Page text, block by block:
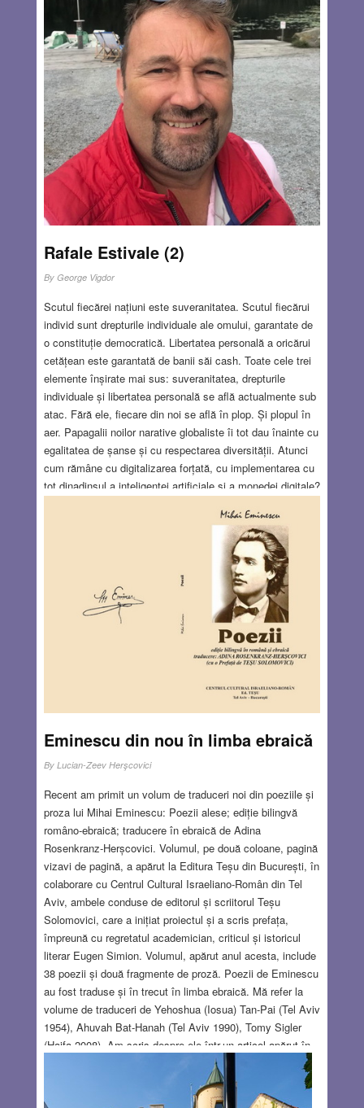
Iad, îmi plăceau doar poveștile din mitologia greacă
despre Hades și Cerber, câinele monstruos cu trei capete.
Povești de adormit copiii! – Păi, șefule, zise stegarul de
lângă el, nu vezi că ăștia sunt nori artificiali? Și totul din
jur este creația inteligenței artificiale, controlată
deocamdată de anumiți oameni. Este proprietatea
Guvernului. – Dar nouă ni s-a spus că suntem trimiși într-o
misiune specială împotriva inamicului. – Ce noroc, zise
altul, că deși cele două sute de avioane cu care am venit
s-au dezintegrat simultan, noi am rămas ca prin minune
nevătămați. – Haideți, băieți, să intrăm pe poarta Raiului.
Niciodată nu mi-am închipuit că există așa ceva.
Read
Rafale Estivale (2)
By George Vigdor
Scutul fiecărei națiuni este suveranitatea. Scutul fiecărui
individ sunt drepturile individuale ale omului, garantate de
o constituție democratică. Libertatea personală a oricărui
cetățean este garantată de banii săi cash. Toate cele trei
elemente înșirate mai sus: suveranitatea, drepturile
individuale și libertatea personală se află actualmente sub
atac. Fără ele, fiecare din noi se află în plop. Și plopul în
aer. Papagalii noilor narative globaliste îi tot dau înainte cu
egalitatea de șanse și cu respectarea diversității. Atunci
cum rămâne cu digitalizarea forțată, cu implementarea cu
tot dinadinsul a inteligenței artificiale și a monedei digitale?
cronici, persoanele cu dizabilități reprezintă în medie cel
puțin 30% din populațiile societăților dezvoltate. Cum vor
avea acces la noile cuceriri tehnologice și informatice
aceste categorii de cetățeni dezavantajați fără voia lor?
Cum se aplică corectitudinea politică atât de mult
trâmbițată față de minimum 30% din cetățeni? Acești
năpăstuiți ai sorții sunt lăsați din start în afara oricărei
șanse de dezvoltare personală și acces la noile realizări
tehnologic-administrative ale noii rutine cotidiene.
Read
Eminescu din nou în limba ebraică
By Lucian-Zeev Herşcovici
Recent am primit un volum de traduceri noi din poeziile și
proza lui Mihai Eminescu: Poezii alese; ediție bilingvă
româno-ebraică; traducere în ebraică de Adina
Rosenkranz-Herșcovici. Volumul, pe două coloane, pagină
vizavi de pagină, a apărut la Editura Teșu din București, în
colaborare cu Centrul Cultural Israeliano-Român din Tel
Aviv, ambele conduse de editorul și scriitorul Teșu
Solomovici, care a inițiat proiectul și a scris prefața,
împreună cu regretatul academician, criticul și istoricul
literar Eugen Simion. Volumul, apărut anul acesta, include
38 poezii și două fragmente de proză. Poezii de Eminescu
au fost traduse și în trecut în limba ebraică. Mă refer la
volume de traduceri de Yehoshua (Iosua) Tan-Pai (Tel Aviv
1954), Ahuvah Bat-Hanah (Tel Aviv 1990), Tomy Sigler
(Haifa 2008). Am scris despre ele într-un articol apărut în
revista Baabel (2018), republicat în câteva rânduri, printre
care în revista ieșeană Scriptor (2022) și în volumul Un
deceniu de scris românesc în Israel, editat de Adrian